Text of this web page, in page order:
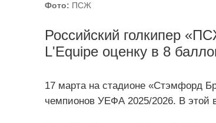
Фото: ПСЖ
Российский голкипер
L'Equipe оценку в 8
17 марта на стадионе «Стэмфорд
чемпионов УЕФА 2025/2026. В этой